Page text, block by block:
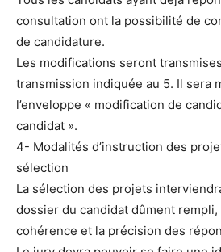
consultation ont la possibilité de
de candidature.
Les modifications seront
transmission indiquée au 5. Il sera
l’enveloppe « modification de
candidat ».
4- Modalités d’instruction des
sélection
La sélection des projets
dossier du candidat dûment rempli,
cohérence et la précision des